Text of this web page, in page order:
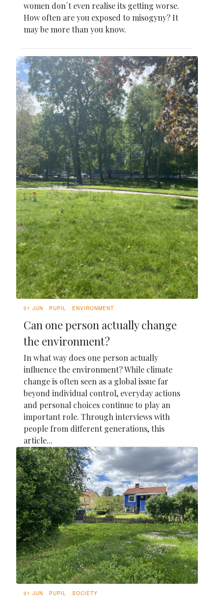
women don´t even realise its getting worse.
How often are you exposed to misogyny? It
may be more than you know.
01 JUN PUPIL ENVIRONMENT
Can one person actually change
the environment?
In what way does one person actually
influence the environment? While climate
change is often seen as a global issue far
beyond individual control, everyday actions
and personal choices continue to play an
important role. Through interviews with
people from different generations, this
article...
01 JUN PUPIL SOCIETY